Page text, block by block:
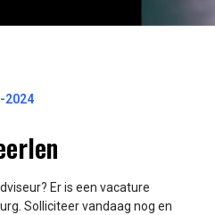
2024
Er is een vacature
Solliciteer vandaag nog en